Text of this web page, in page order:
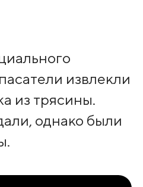
извлекли
из трясины.
однако были